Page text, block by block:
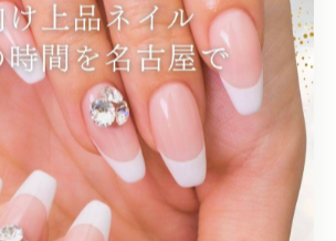
しましょう。人気サロンでは予約が
こまめな空席チェックやブックマー
防止につながります。
フィスネイルサロンの選び方
ルサロンを選ぶ際は、アクセスの良
の清潔感やスタッフの対応も重視しま